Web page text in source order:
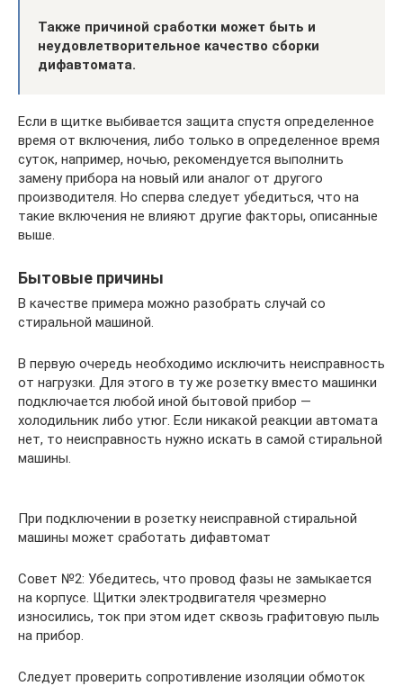
Также причиной сработки может быть и
неудовлетворительное качество сборки
дифавтомата.
Если в щитке выбивается защита спустя определенное
время от включения, либо только в определенное время
суток, например, ночью, рекомендуется выполнить
замену прибора на новый или аналог от другого
производителя. Но сперва следует убедиться, что на
такие включения не влияют другие факторы, описанные
выше.
Бытовые причины
В качестве примера можно разобрать случай со
стиральной машиной.
В первую очередь необходимо исключить неисправность
от нагрузки. Для этого в ту же розетку вместо машинки
подключается любой иной бытовой прибор —
холодильник либо утюг. Если никакой реакции автомата
нет, то неисправность нужно искать в самой стиральной
машины.
При подключении в розетку неисправной стиральной
машины может сработать дифавтомат
Совет №2: Убедитесь, что провод фазы не замыкается
на корпусе. Щитки электродвигателя чрезмерно
износились, ток при этом идет сквозь графитовую пыль
на прибор.
Следует проверить сопротивление изоляции обмоток